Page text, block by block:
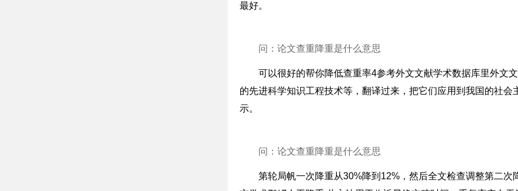
最好。
问：论文查重降重是什么意思
可以很好的帮你降低查重率4参考外文文献学术数据库里外文
的先进科学知识工程技术等，翻译过来，把它们应用到我国的社
示。
问：论文查重降重是什么意思
第轮局帆一次降重从30%降到12%，然后全文检查调整第二